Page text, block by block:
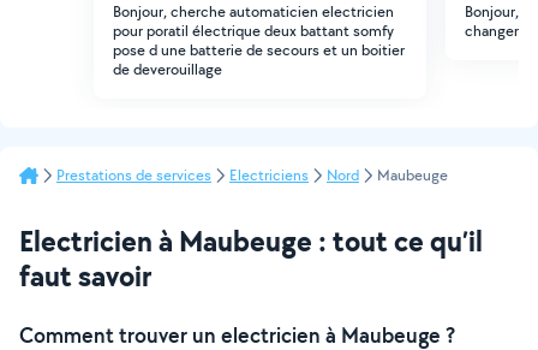
Bonjour, cherche automaticien electricien
pour poratil électrique deux battant somfy
pose d une batterie de secours et un boitier
de deverouillage
Bonjour,
changer
Prestations de services Electriciens Nord Maubeuge
Electricien à Maubeuge : tout ce qu’il
faut savoir
Comment trouver un electricien à Maubeuge ?